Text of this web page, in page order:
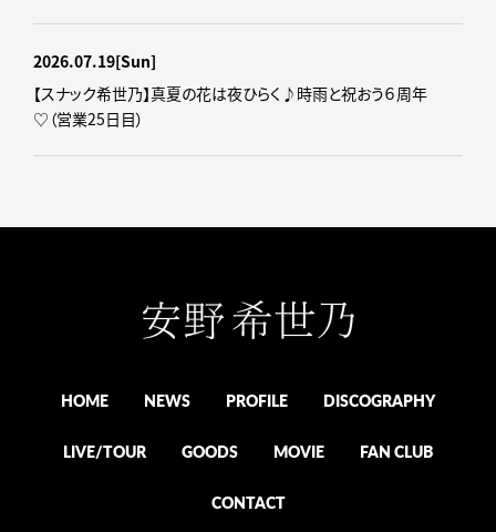
2026.07.19[Sun]
【スナック希世乃】真夏の花は夜ひらく♪時雨と祝おう６周年
♡（営業25日目）
HOME NEWS PROFILE DISCOGRAPHY
LIVE/TOUR GOODS MOVIE FAN CLUB
CONTACT